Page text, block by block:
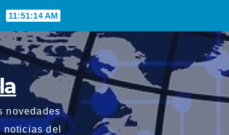
11:51:15 AM
novedades
del